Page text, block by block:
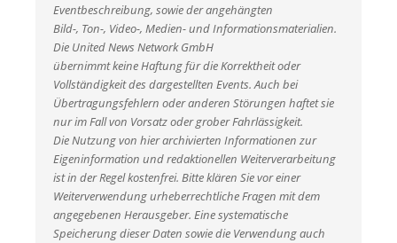
Eventbeschreibung, sowie der angehängten
Bild-, Ton-, Video-, Medien- und Informationsmaterialien.
Die United News Network GmbH
übernimmt keine Haftung für die Korrektheit oder
Vollständigkeit des dargestellten Events. Auch bei
Übertragungsfehlern oder anderen Störungen haftet sie
nur im Fall von Vorsatz oder grober Fahrlässigkeit.
Die Nutzung von hier archivierten Informationen zur
Eigeninformation und redaktionellen Weiterverarbeitung
ist in der Regel kostenfrei. Bitte klären Sie vor einer
Weiterverwendung urheberrechtliche Fragen mit dem
angegebenen Herausgeber. Eine systematische
Speicherung dieser Daten sowie die Verwendung auch